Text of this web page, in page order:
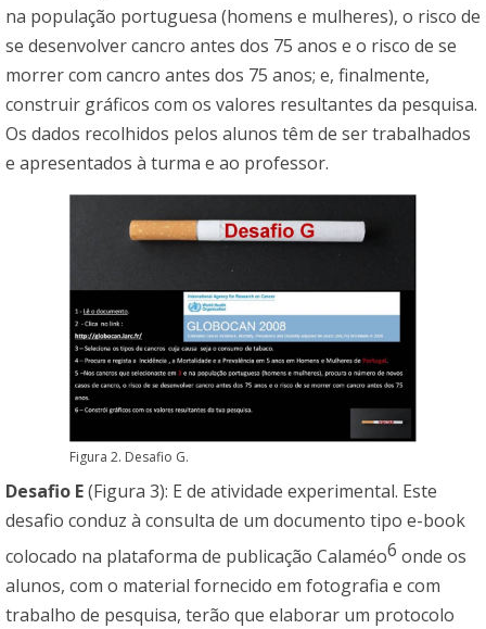
na população portuguesa (homens e mulheres), o risco de
se desenvolver cancro antes dos 75 anos e o risco de se
morrer com cancro antes dos 75 anos; e, finalmente,
construir gráficos com os valores resultantes da pesquisa.
Os dados recolhidos pelos alunos têm de ser trabalhados
e apresentados à turma e ao professor.
Figura 2. Desafio G.
Desafio E(Figura 3): E de atividade experimental. Este
desafio conduz à consulta de um documento tipo e-book
colocado na plataforma de publicação Calaméo6 onde os
alunos, com o material fornecido em fotografia e com
trabalho de pesquisa, terão que elaborar um protocolo